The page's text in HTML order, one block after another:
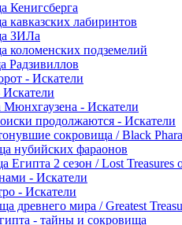
Кенигсберга
кавказских лабиринтов
ЗИЛа
коломенских подземелий
Радзивиллов
- Искатели
Искатели
Мюнхгаузена - Искатели
продолжаются - Искатели
сокровища / Black
нубийских фараонов
Египта 2 сезон / Lost Treasures
- Искатели
- Искатели
древнего мира / Greatest
- тайны и сокровища